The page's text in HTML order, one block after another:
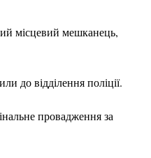
місцевий мешканець,
до відділення поліції.
провадження за